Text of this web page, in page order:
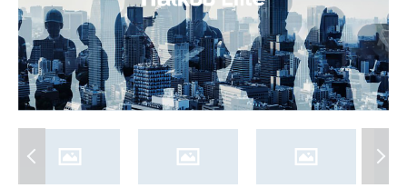
养老 非盈利组织